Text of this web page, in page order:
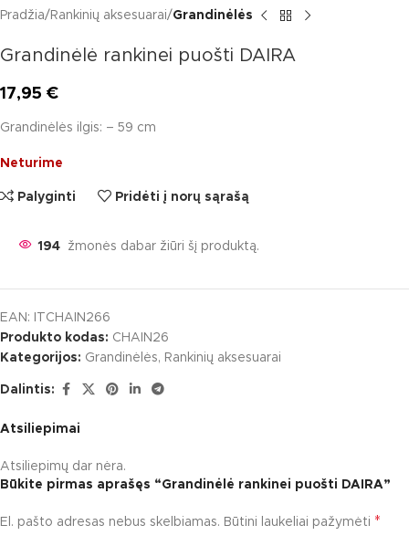
Pradžia Rankinių aksesuarai Grandinėlės
Grandinėlė rankinei puošti DAIRA
17,95 €
Grandinėlės ilgis: – 59 cm
Neturime
Palyginti Pridėti į norų sąrašą
194 žmonės dabar žiūri šį produktą.
EAN:
ITCHAIN266
Produkto kodas: CHAIN26
Kategorijos: Grandinėlės, Rankinių aksesuarai
Dalintis:
Atsiliepimai
Atsiliepimų dar nėra.
Būkite pirmas aprašęs “Grandinėlė rankinei puošti DAIRA”
El. pašto adresas nebus skelbiamas. Būtini laukeliai pažymėti *